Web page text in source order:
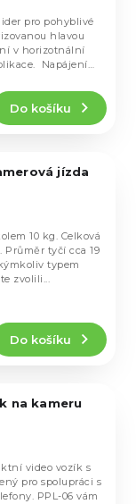
Do košíku
pro pohyblivé
hlavou
v horizotnální
Napájení
jízda
Do košíku
10 kg. Celková
Průměr tyčí cca 19
typem
zvolili...
na kameru
video vozík s
pro spolupráci s
PPL-06 vám